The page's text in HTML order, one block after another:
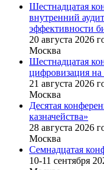
Шестнадцатая
внутренний
эффективности
20 августа 2026
Москва
Шестнадцатая
цифровизация на
21 августа 2026
Москва
Десятая
казначейства»
28 августа 2026
Москва
Семнадцатая
10-11 сентября